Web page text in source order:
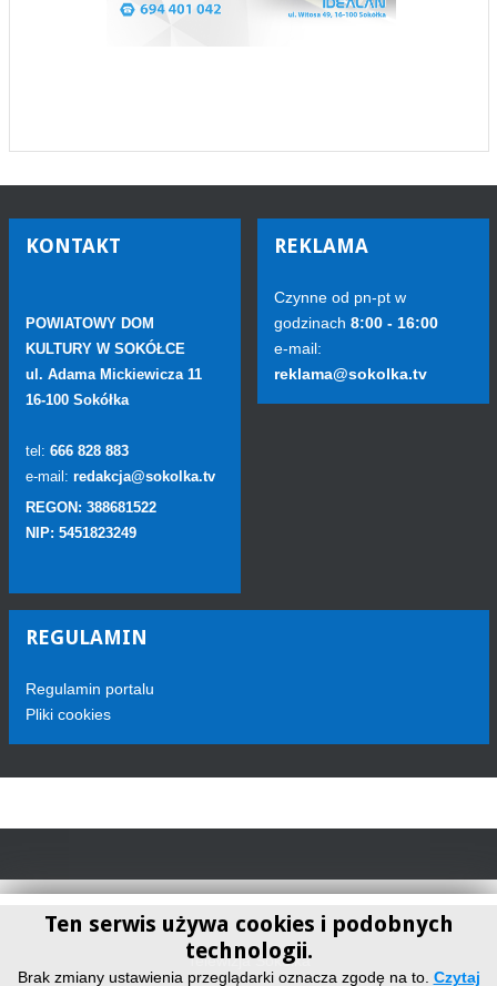
KONTAKT
POWIATOWY DOM
KULTURY W SOKÓŁCE
ul. Adama Mickiewicza 11
16-100 Sokółka
tel: 666 828 883
e-mail: redakcja@sokolka.tv
REGON: 388681522
NIP: 5451823249
REKLAMA
Czynne od pn-pt w
godzinach 8:00 - 16:00
e-mail:
reklama@sokolka.tv
REGULAMIN
Regulamin portalu
Pliki cookies
Ten serwis używa cookies i podobnych
technologii.
Brak zmiany ustawienia przeglądarki oznacza zgodę na to. Czytaj
Telewizja Sokółka